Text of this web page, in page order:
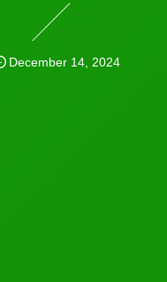
December 14,2024